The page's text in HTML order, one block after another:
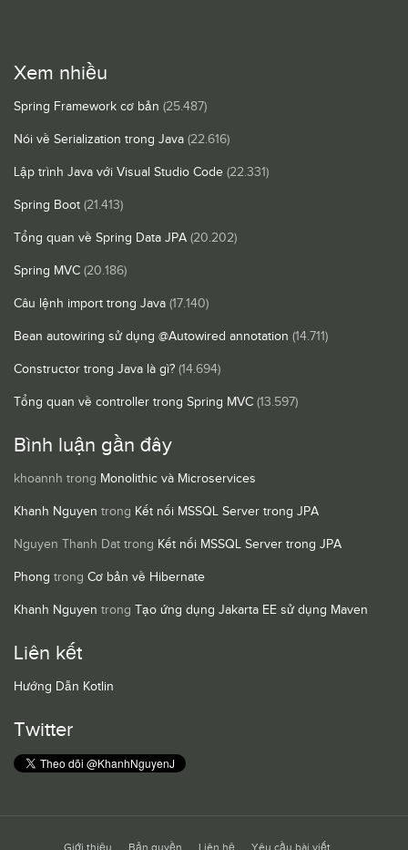
Xem nhiều
Spring Framework cơ bản (25.487)
Nói về Serialization trong Java (22.616)
Lập trình Java với Visual Studio Code (22.331)
Spring Boot (21.413)
Tổng quan về Spring Data JPA (20.202)
Spring MVC (20.186)
Câu lệnh import trong Java (17.140)
Bean autowiring sử dụng @Autowired annotation (14.711)
Constructor trong Java là gì? (14.694)
Tổng quan về controller trong Spring MVC (13.597)
Bình luận gần đây
khoannh trong Monolithic và Microservices
Khanh Nguyen trong Kết nối MSSQL Server trong JPA
Nguyen Thanh Dat trong Kết nối MSSQL Server trong JPA
Phong trong Cơ bản về Hibernate
Khanh Nguyen trong Tạo ứng dụng Jakarta EE sử dụng Maven
Liên kết
Hướng Dẫn Kotlin
Twitter